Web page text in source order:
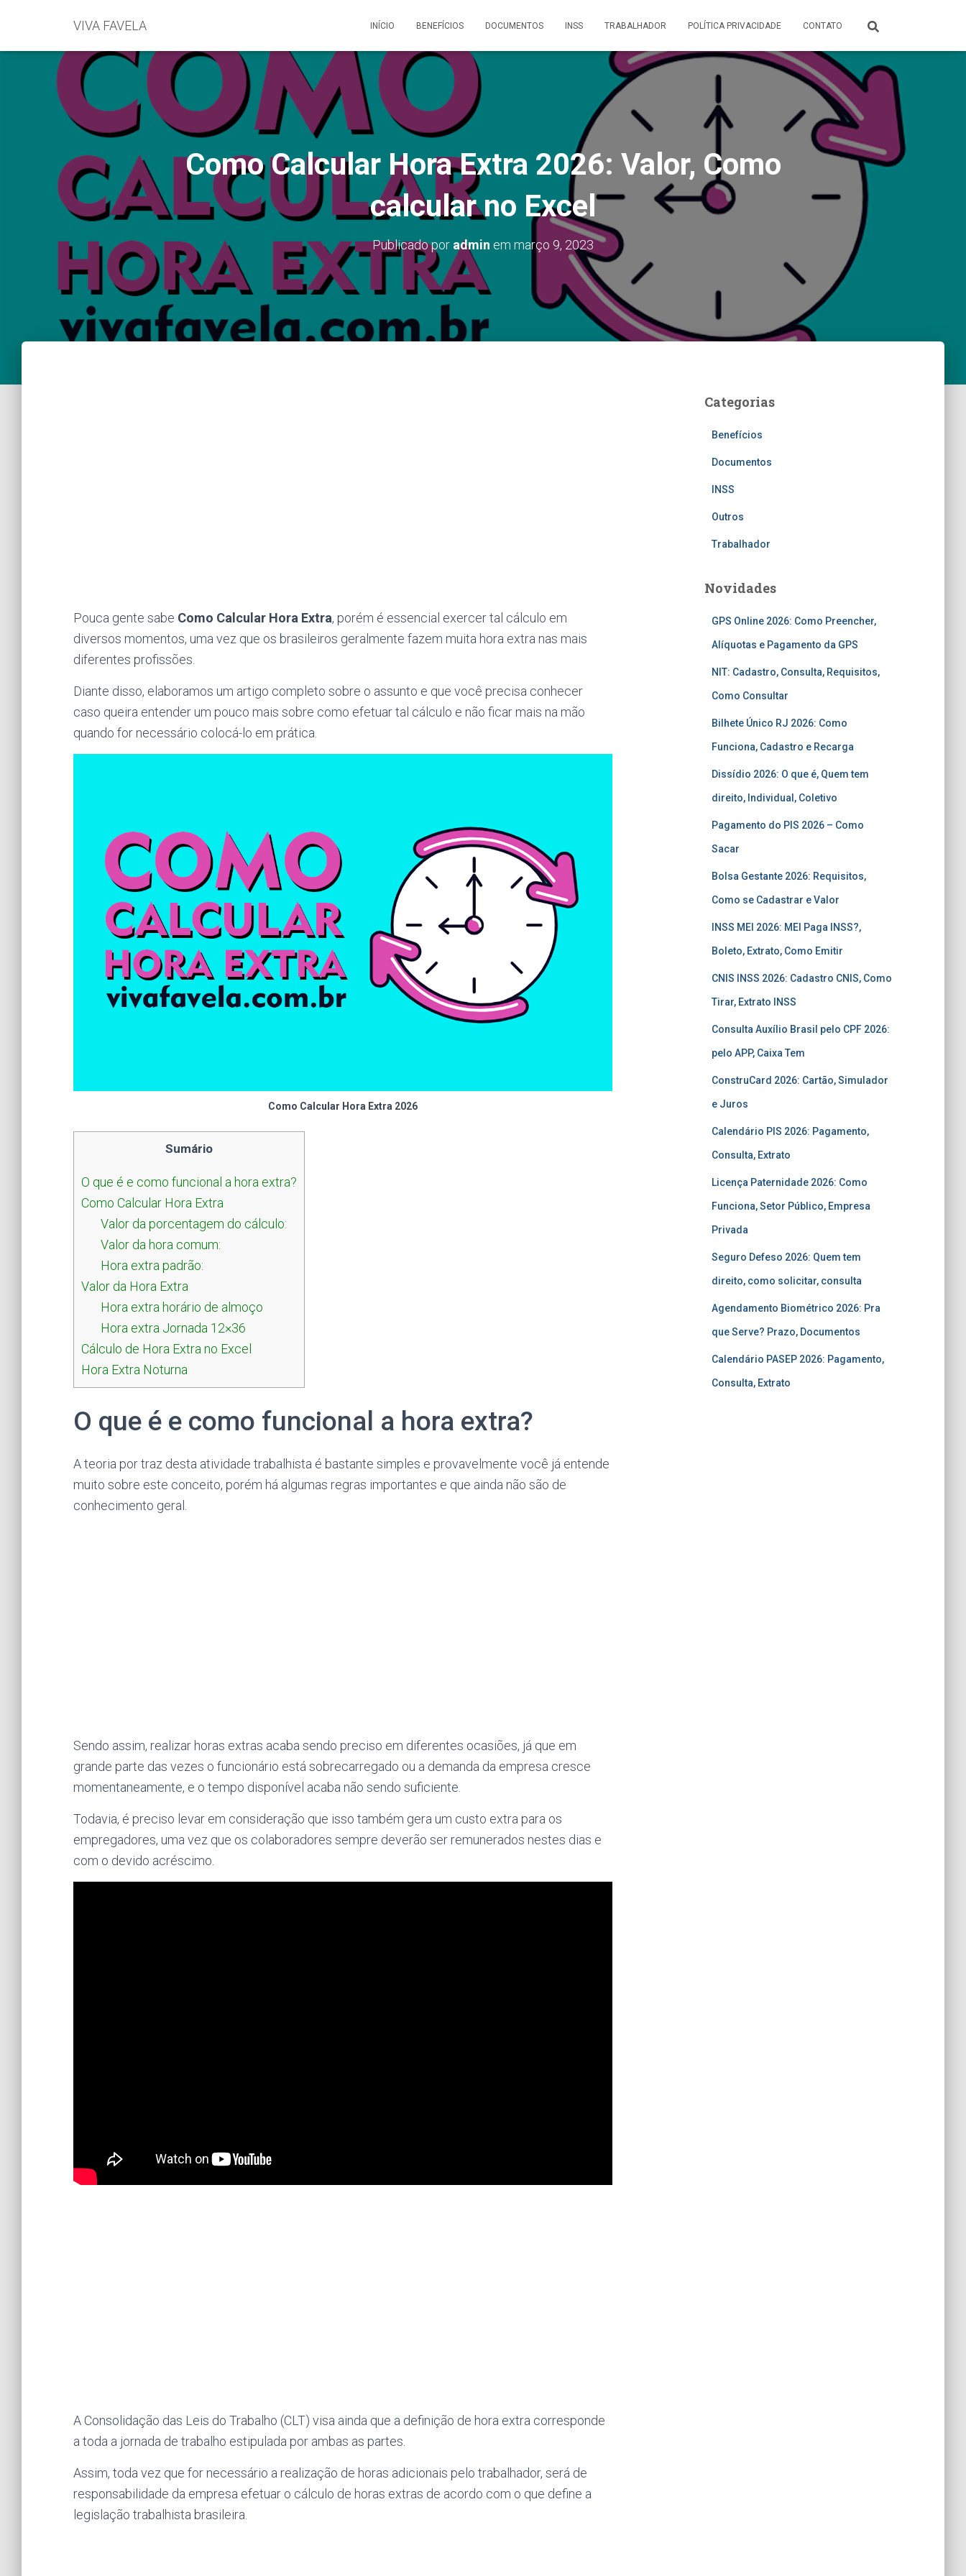
VIVA FAVELA INÍCIO BENEFÍCIOS DOCUMENTOS INSS TRABALHADOR POLÍTICA PRIVACIDADE CONTATO
Como Calcular Hora Extra 2026: Valor, Como
calcular no Excel
Publicado por admin em março 9, 2023
Pouca gente sabe Como Calcular Hora Extra, porém é essencial exercer tal cálculo em
diversos momentos, uma vez que os brasileiros geralmente fazem muita hora extra nas mais
diferentes profissões.
Diante disso, elaboramos um artigo completo sobre o assunto e que você precisa conhecer
caso queira entender um pouco mais sobre como efetuar tal cálculo e não ficar mais na mão
quando for necessário colocá-lo em prática.
Como Calcular Hora Extra 2026
Sumário
O que é e como funcional a hora extra?
Como Calcular Hora Extra
Valor da porcentagem do cálculo:
Valor da hora comum:
Hora extra padrão:
Valor da Hora Extra
Hora extra horário de almoço
Hora extra Jornada 12×36
Cálculo de Hora Extra no Excel
Hora Extra Noturna
O que é e como funcional a hora extra?
A teoria por traz desta atividade trabalhista é bastante simples e provavelmente você já entende
muito sobre este conceito, porém há algumas regras importantes e que ainda não são de
conhecimento geral.
Sendo assim, realizar horas extras acaba sendo preciso em diferentes ocasiões, já que em
grande parte das vezes o funcionário está sobrecarregado ou a demanda da empresa cresce
momentaneamente, e o tempo disponível acaba não sendo suficiente.
Todavia, é preciso levar em consideração que isso também gera um custo extra para os
empregadores, uma vez que os colaboradores sempre deverão ser remunerados nestes dias e
com o devido acréscimo.
A Consolidação das Leis do Trabalho (CLT) visa ainda que a definição de hora extra corresponde
a toda a jornada de trabalho estipulada por ambas as partes.
Assim, toda vez que for necessário a realização de horas adicionais pelo trabalhador, será de
responsabilidade da empresa efetuar o cálculo de horas extras de acordo com o que define a
legislação trabalhista brasileira.
Categorias
Benefícios
Documentos
INSS
Outros
Trabalhador
Novidades
GPS Online 2026: Como Preencher,
Alíquotas e Pagamento da GPS
NIT: Cadastro, Consulta, Requisitos,
Como Consultar
Bilhete Único RJ 2026: Como
Funciona, Cadastro e Recarga
Dissídio 2026: O que é, Quem tem
direito, Individual, Coletivo
Pagamento do PIS 2026 – Como
Sacar
Bolsa Gestante 2026: Requisitos,
Como se Cadastrar e Valor
INSS MEI 2026: MEI Paga INSS?,
Boleto, Extrato, Como Emitir
CNIS INSS 2026: Cadastro CNIS, Como
Tirar, Extrato INSS
Consulta Auxílio Brasil pelo CPF 2026:
pelo APP, Caixa Tem
ConstruCard 2026: Cartão, Simulador
e Juros
Calendário PIS 2026: Pagamento,
Consulta, Extrato
Licença Paternidade 2026: Como
Funciona, Setor Público, Empresa
Privada
Seguro Defeso 2026: Quem tem
direito, como solicitar, consulta
Agendamento Biométrico 2026: Pra
que Serve? Prazo, Documentos
Calendário PASEP 2026: Pagamento,
Consulta, Extrato